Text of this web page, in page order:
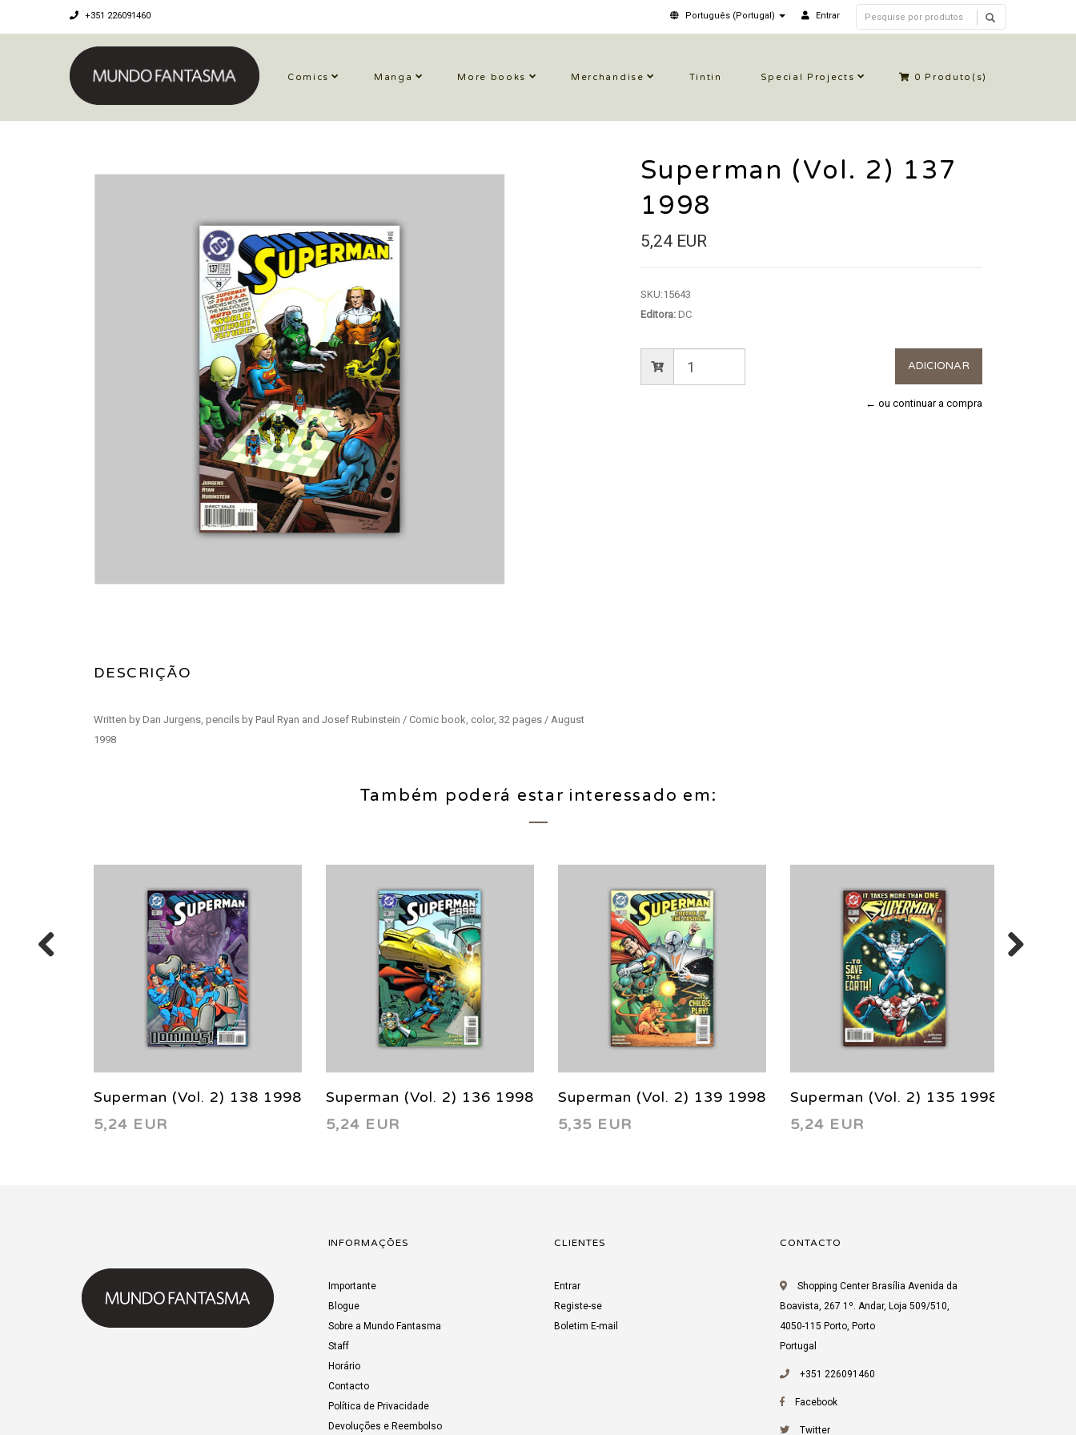
+351 226091460 Português (Portugal) Entrar
Comics Manga More books Merchandise Tintin Special Projects 0 Produto(s)
DESCRIÇÃO
Written by Dan Jurgens, pencils by Paul Ryan and Josef Rubinstein / Comic book, color, 32 pages / August
1998
Superman (Vol. 2) 137
1998
5,24 EUR
SKU:15643
Editora:DC
← ou continuar a compra
Também poderá estar interessado em:
Superman (Vol. 2) 138 1998
5,24 EUR
Superman (Vol. 2) 136 1998
5,24 EUR
Superman (Vol. 2) 139 1998
5,35 EUR
Superman (Vol. 2) 135 1998
5,24 EUR
INFORMAÇÕES
Importante
Blogue
Sobre a Mundo Fantasma
Staff
Horário
Contacto
Política de Privacidade
Devoluções e Reembolso
CLIENTES
Entrar
Registe-se
Boletim E-mail
CONTACTO
Shopping Center Brasília Avenida da
Boavista, 267 1º. Andar, Loja 509/510,
4050-115 Porto, Porto
Portugal
+351 226091460
Facebook
Twitter